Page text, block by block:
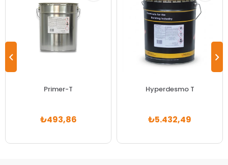
Primer-T
₺493,86
Hyperdesmo T
₺5.432,49